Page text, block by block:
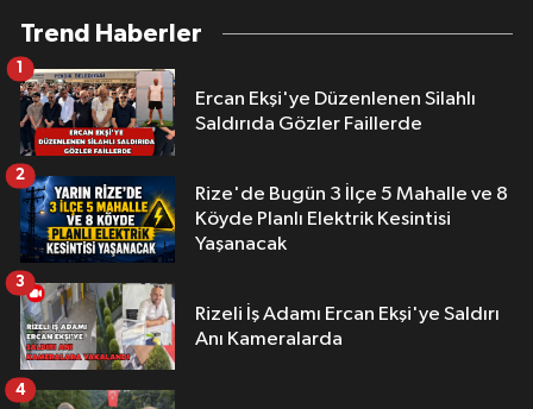
Trend Haberler
Ercan Ekşi'ye Düzenlenen Silahlı
Saldırıda Gözler Faillerde
1
Rize'de Bugün 3 İlçe 5 Mahalle ve 8
Köyde Planlı Elektrik Kesintisi
Yaşanacak
2
Rizeli İş Adamı Ercan Ekşi'ye Saldırı
Anı Kameralarda
3
4